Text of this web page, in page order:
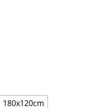
180x120cm